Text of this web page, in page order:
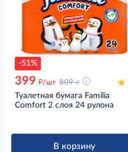
-51%
399 д/шт 809 д
Туалетная бумага Familia
Comfort 2 слоя 24 рулона
В корзину